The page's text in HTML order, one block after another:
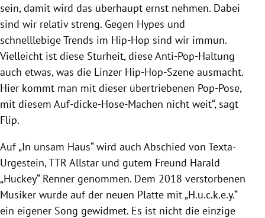
sein, damit wird das überhaupt ernst nehmen. Dabei
sind wir relativ streng. Gegen Hypes und
schnelllebige Trends im Hip-Hop sind wir immun.
Vielleicht ist diese Sturheit, diese Anti-Pop-Haltung
auch etwas, was die Linzer Hip-Hop-Szene ausmacht.
Hier kommt man mit dieser übertriebenen Pop-Pose,
mit diesem Auf-dicke-Hose-Machen nicht weit“, sagt
Flip.
Auf „In unsam Haus“ wird auch Abschied von Texta-
Urgestein, TTR Allstar und gutem Freund Harald
„Huckey“ Renner genommen. Dem 2018 verstorbenen
Musiker wurde auf der neuen Platte mit „H.u.c.k.e.y.“
ein eigener Song gewidmet. Es ist nicht die einzige